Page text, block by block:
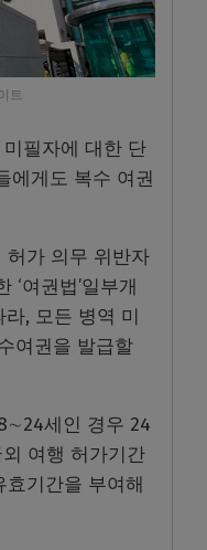
트
필자에 대한 단
에게도 복수 여권
허가 의무 위반자
‘여권법’일부개
, 모든 병역 미
여권을 발급할
세인 경우 24
여행 허가기간
기간을 부여해